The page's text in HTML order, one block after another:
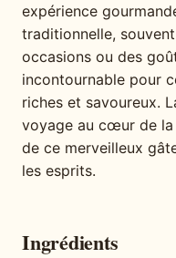
expérience
traditionnelle,
occasions ou des
incontournable pour
riches et savoureux.
voyage au cœur de la
de ce merveilleux
les esprits.
Ingrédients